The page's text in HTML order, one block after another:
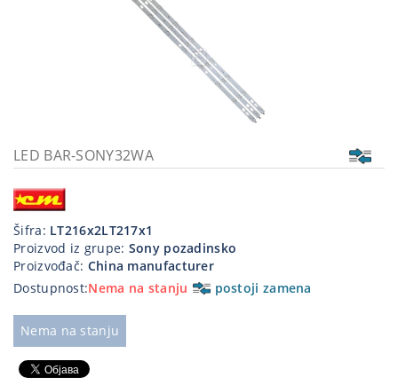
Poslovna
oprema,računari
Strujni
program
LED BAR-SONY32WA
Šifra: LT216x2LT217x1
Proizvod iz grupe: Sony pozadinsko
Proizvođač: China manufacturer
Dostupnost:Nema na stanju postoji zamena
Nema na stanju